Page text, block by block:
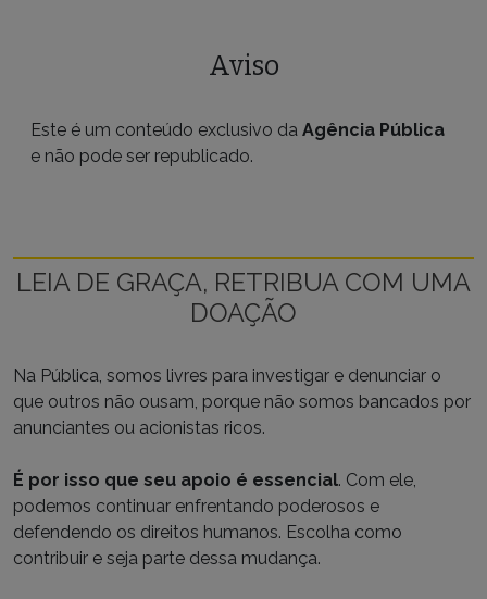
Aviso
Este é um conteúdo exclusivo da Agência Pública
e não pode ser republicado.
LEIA DE GRAÇA, RETRIBUA COM UMA
DOAÇÃO
Na Pública, somos livres para investigar e denunciar o
que outros não ousam, porque não somos bancados por
anunciantes ou acionistas ricos.
É por isso que seu apoio é essencial. Com ele,
podemos continuar enfrentando poderosos e
defendendo os direitos humanos. Escolha como
contribuir e seja parte dessa mudança.